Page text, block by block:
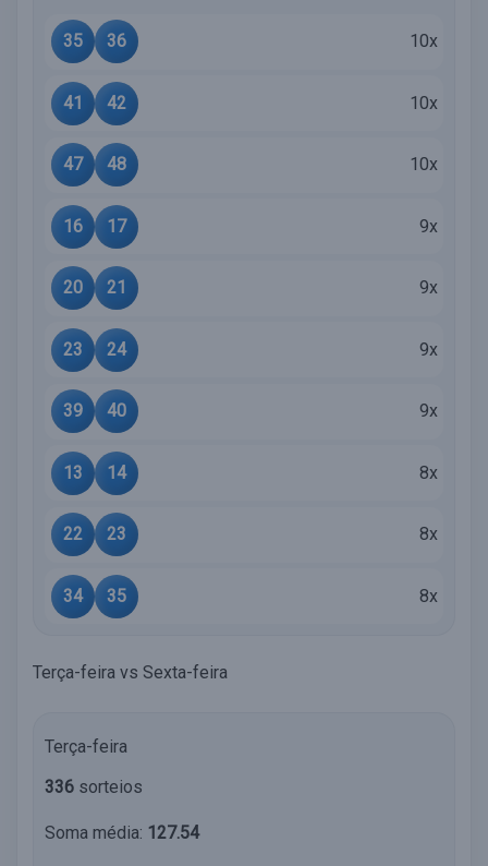
35 36 10x
41 42 10x
47 48 10x
16 17 9x
20 21 9x
23 24 9x
39 40 9x
13 14 8x
22 23 8x
34 35 8x
Terça-feira vs Sexta-feira
Terça-feira
336 sorteios
Soma média: 127.54